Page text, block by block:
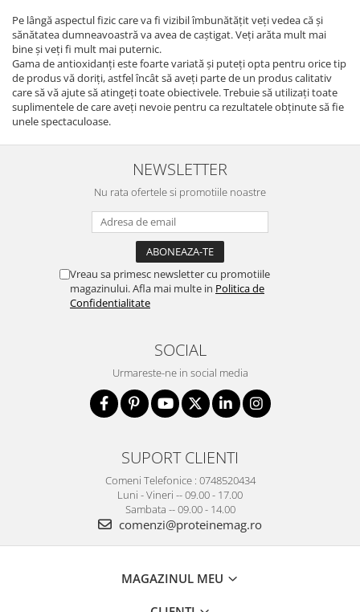
Pe lângă aspectul fizic care va fi vizibil îmbunătățit veți vedea că și
sănătatea dumneavoastră va avea de caștigat. Veți arăta mult mai
bine și veți fi mult mai puternic.
Gama de antioxidanți este foarte variată și puteți opta pentru orice tip
de produs vă doriți, astfel încât să aveți parte de un produs calitativ
care să vă ajute să atingeți toate obiectivele. Trebuie să utilizați toate
suplimentele de care aveți nevoie pentru ca rezultatele obținute să fie
unele spectaculoase.
NEWSLETTER
Nu rata ofertele si promotiile noastre
Vreau sa primesc newsletter cu promotiile
magazinului. Afla mai multe in Politica de
Confidentialitate
SOCIAL
Urmareste-ne in social media
SUPORT CLIENTI
Comeni Telefonice : 0748520434
Luni - Vineri -- 09.00 - 17.00
Sambata -- 09.00 - 14.00
comenzi@proteinemag.ro
MAGAZINUL MEU